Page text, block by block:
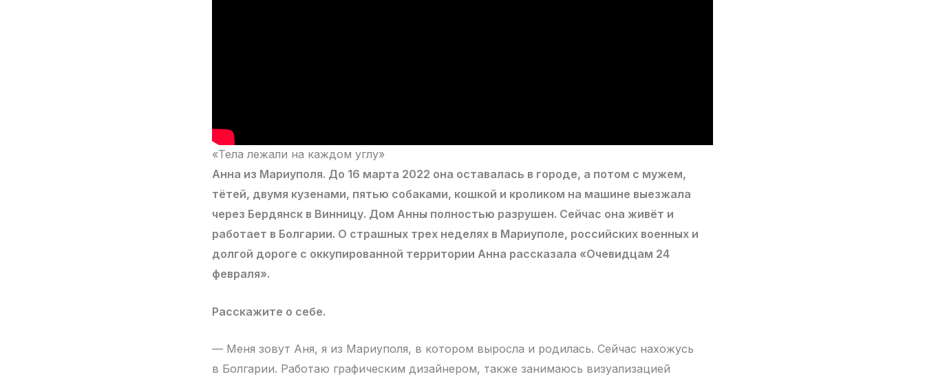
«Тела лежали на каждом углу»
Анна из Мариуполя. До 16 марта 2022 она оставалась в городе, а потом с мужем,
тётей, двумя кузенами, пятью собаками, кошкой и кроликом на машине выезжала
через Бердянск в Винницу. Дом Анны полностью разрушен. Сейчас она живёт и
работает в Болгарии. О страшных трех неделях в Мариуполе, российских военных и
долгой дороге с оккупированной территории Анна рассказала «Очевидцам 24
февраля».
Расскажите о себе.
— Меня зовут Аня, я из Мариуполя, в котором выросла и родилась. Сейчас нахожусь
в Болгарии. Работаю графическим дизайнером, также занимаюсь визуализацией